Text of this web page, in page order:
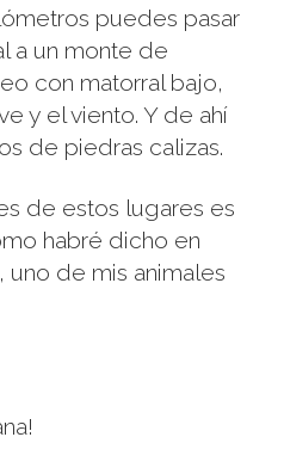
puedes pasar
a un monte de
con matorral bajo,
y el viento. Y de ahí
de piedras calizas.
de estos lugares es
habré dicho en
uno de mis animales